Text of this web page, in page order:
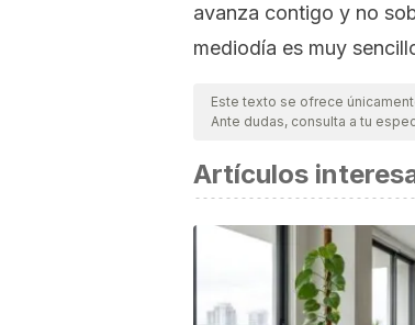
avanza contigo y no
mediodía es muy
Este texto se ofrece
Ante dudas, consulta a tu
Artículos